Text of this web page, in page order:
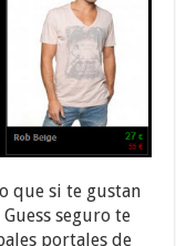
que si te gustan
seguro te
portales de